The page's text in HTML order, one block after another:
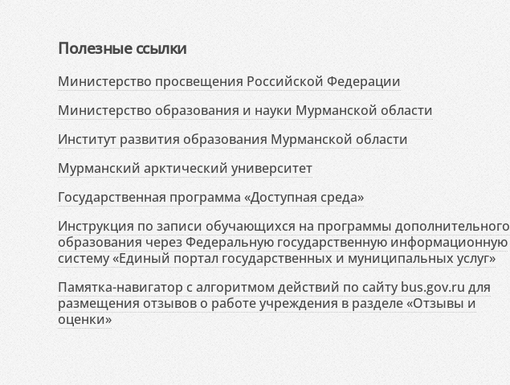
Полезные ссылки
Министерство просвещения Российской Федерации
Министерство образования и науки Мурманской области
Институт развития образования Мурманской области
Мурманский арктический университет
Государственная программа «Доступная среда»
Инструкция по записи обучающихся на программы дополнительного
образования через Федеральную государственную информационную
систему «Единый портал государственных и муниципальных услуг»
Памятка-навигатор с алгоритмом действий по сайту bus.gov.ru для
размещения отзывов о работе учреждения в разделе «Отзывы и
оценки»